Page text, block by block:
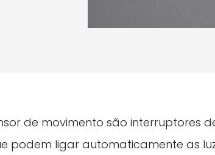
de movimento são interruptores
podem ligar automaticamente as